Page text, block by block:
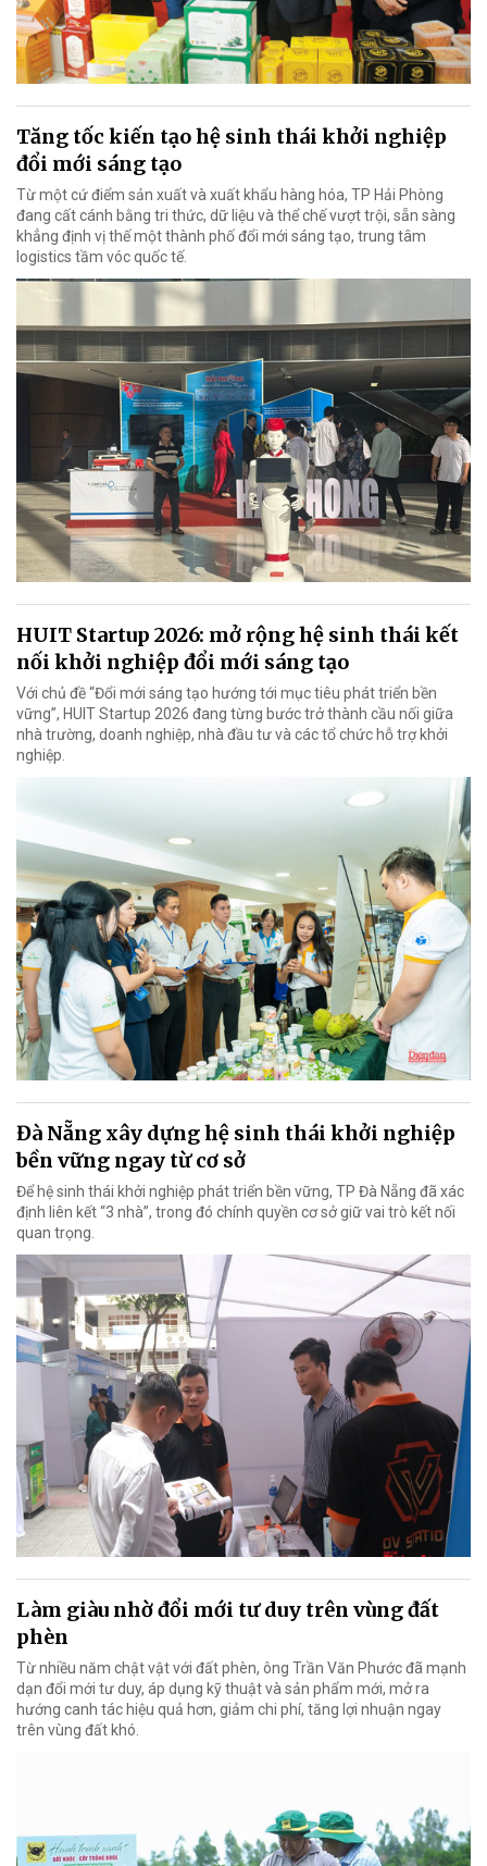
Tăng tốc kiến tạo hệ sinh thái khởi nghiệp
đổi mới sáng tạo
Từ một cứ điểm sản xuất và xuất khẩu hàng hóa, TP Hải Phòng
đang cất cánh bằng tri thức, dữ liệu và thể chế vượt trội, sẵn sàng
khẳng định vị thế một thành phố đổi mới sáng tạo, trung tâm
logistics tầm vóc quốc tế.
HUIT Startup 2026: mở rộng hệ sinh thái kết
nối khởi nghiệp đổi mới sáng tạo
Với chủ đề “Đổi mới sáng tạo hướng tới mục tiêu phát triển bền
vững”, HUIT Startup 2026 đang từng bước trở thành cầu nối giữa
nhà trường, doanh nghiệp, nhà đầu tư và các tổ chức hỗ trợ khởi
nghiệp.
Đà Nẵng xây dựng hệ sinh thái khởi nghiệp
bền vững ngay từ cơ sở
Để hệ sinh thái khởi nghiệp phát triển bền vững, TP Đà Nẵng đã xác
định liên kết “3 nhà”, trong đó chính quyền cơ sở giữ vai trò kết nối
quan trọng.
Làm giàu nhờ đổi mới tư duy trên vùng đất
phèn
Từ nhiều năm chật vật với đất phèn, ông Trần Văn Phước đã mạnh
dạn đổi mới tư duy, áp dụng kỹ thuật và sản phẩm mới, mở ra
hướng canh tác hiệu quả hơn, giảm chi phí, tăng lợi nhuận ngay
trên vùng đất khó.